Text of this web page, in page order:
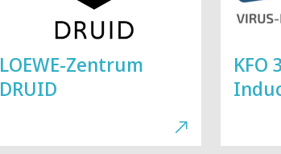
LOEWE-Zentrum
DRUID
KFO